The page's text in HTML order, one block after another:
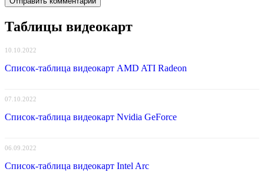
Таблицы видеокарт
10.10.2022
Список-таблица видеокарт AMD ATI Radeon
07.10.2022
Список-таблица видеокарт Nvidia GeForce
06.09.2022
Список-таблица видеокарт Intel Arc